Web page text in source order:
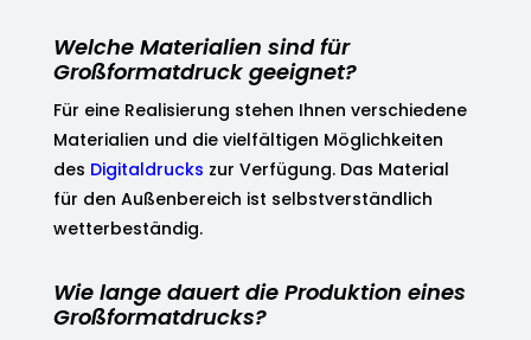
Welche Materialien sind für
Großformatdruck geeignet?
Für eine Realisierung stehen Ihnen verschiedene
Materialien und die vielfältigen Möglichkeiten
des Digitaldrucks zur Verfügung. Das Material
für den Außenbereich ist selbstverständlich
wetterbeständig.
Wie lange dauert die Produktion eines
Großformatdrucks?